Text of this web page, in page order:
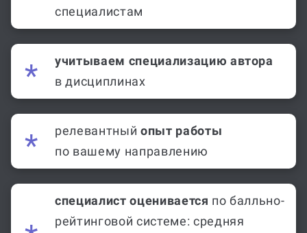
специалистам
учитываем специализацию автора
в дисциплинах
релевантный опыт работы
по вашему направлению
специалист оценивается по балльно-
рейтинговой системе: средняя